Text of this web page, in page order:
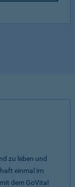
zu leben und
einmal im
dem GoVital